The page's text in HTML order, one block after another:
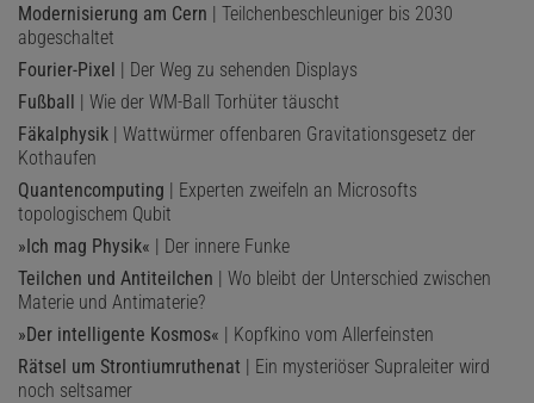
Modernisierung am Cern | Teilchenbeschleuniger bis 2030
abgeschaltet
Fourier-Pixel | Der Weg zu sehenden Displays
Fußball | Wie der WM-Ball Torhüter täuscht
Fäkalphysik | Wattwürmer offenbaren Gravitationsgesetz der
Kothaufen
Quantencomputing | Experten zweifeln an Microsofts
topologischem Qubit
»Ich mag Physik« | Der innere Funke
Teilchen und Antiteilchen | Wo bleibt der Unterschied zwischen
Materie und Antimaterie?
»Der intelligente Kosmos« | Kopfkino vom Allerfeinsten
Rätsel um Strontiumruthenat | Ein mysteriöser Supraleiter wird
noch seltsamer